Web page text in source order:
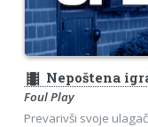
theaters Nepoštena
Foul Play
Prevarivši svoje